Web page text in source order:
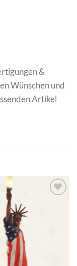
&
Wünschen und
Artikel